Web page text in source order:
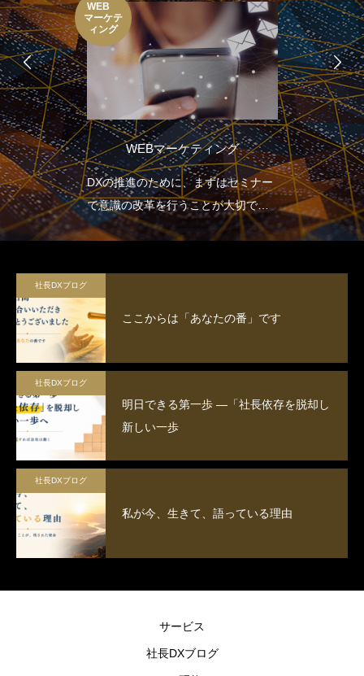
WEB
マーケテ
ィング
WEBマーケティング
DXの推進のために、まずはセミナー
で意識の改革を行うことが大切で
す。
社長DXブログ
ここからは「あなたの番」です
社長DXブログ
明日できる第一歩 ―「社長依存を脱却し
新しい一歩
社長DXブログ
私が今、生きて、語っている理由
サービス
社長DXブログ